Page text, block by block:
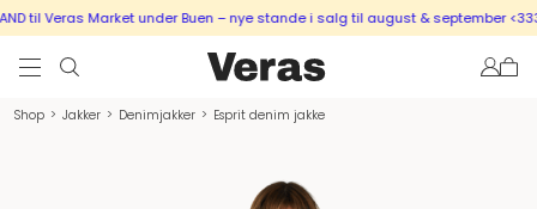
til Veras Market under Buen – nye stande i salg til august & september <333
Shop > Jakker > Denimjakker > Esprit denim jakke